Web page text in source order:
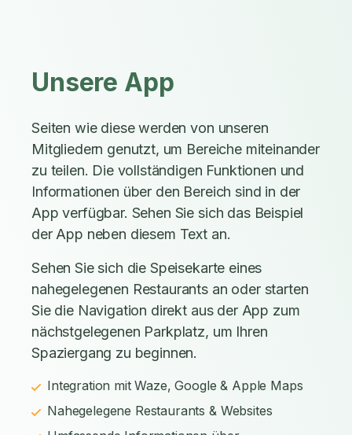
Unsere App
Seiten wie diese werden von unseren
Mitgliedern genutzt, um Bereiche miteinander
zu teilen. Die vollständigen Funktionen und
Informationen über den Bereich sind in der
App verfügbar. Sehen Sie sich das Beispiel
der App neben diesem Text an.
Sehen Sie sich die Speisekarte eines
nahegelegenen Restaurants an oder starten
Sie die Navigation direkt aus der App zum
nächstgelegenen Parkplatz, um Ihren
Spaziergang zu beginnen.
Integration mit Waze, Google & Apple Maps
Nahegelegene Restaurants & Websites